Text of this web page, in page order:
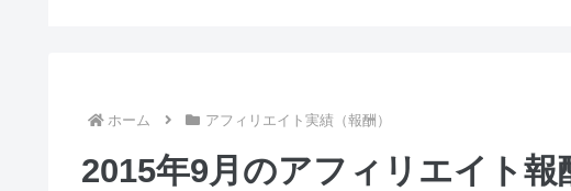
ホーム アフィリエイト実績（報酬）
2015年9月のアフィリエイト